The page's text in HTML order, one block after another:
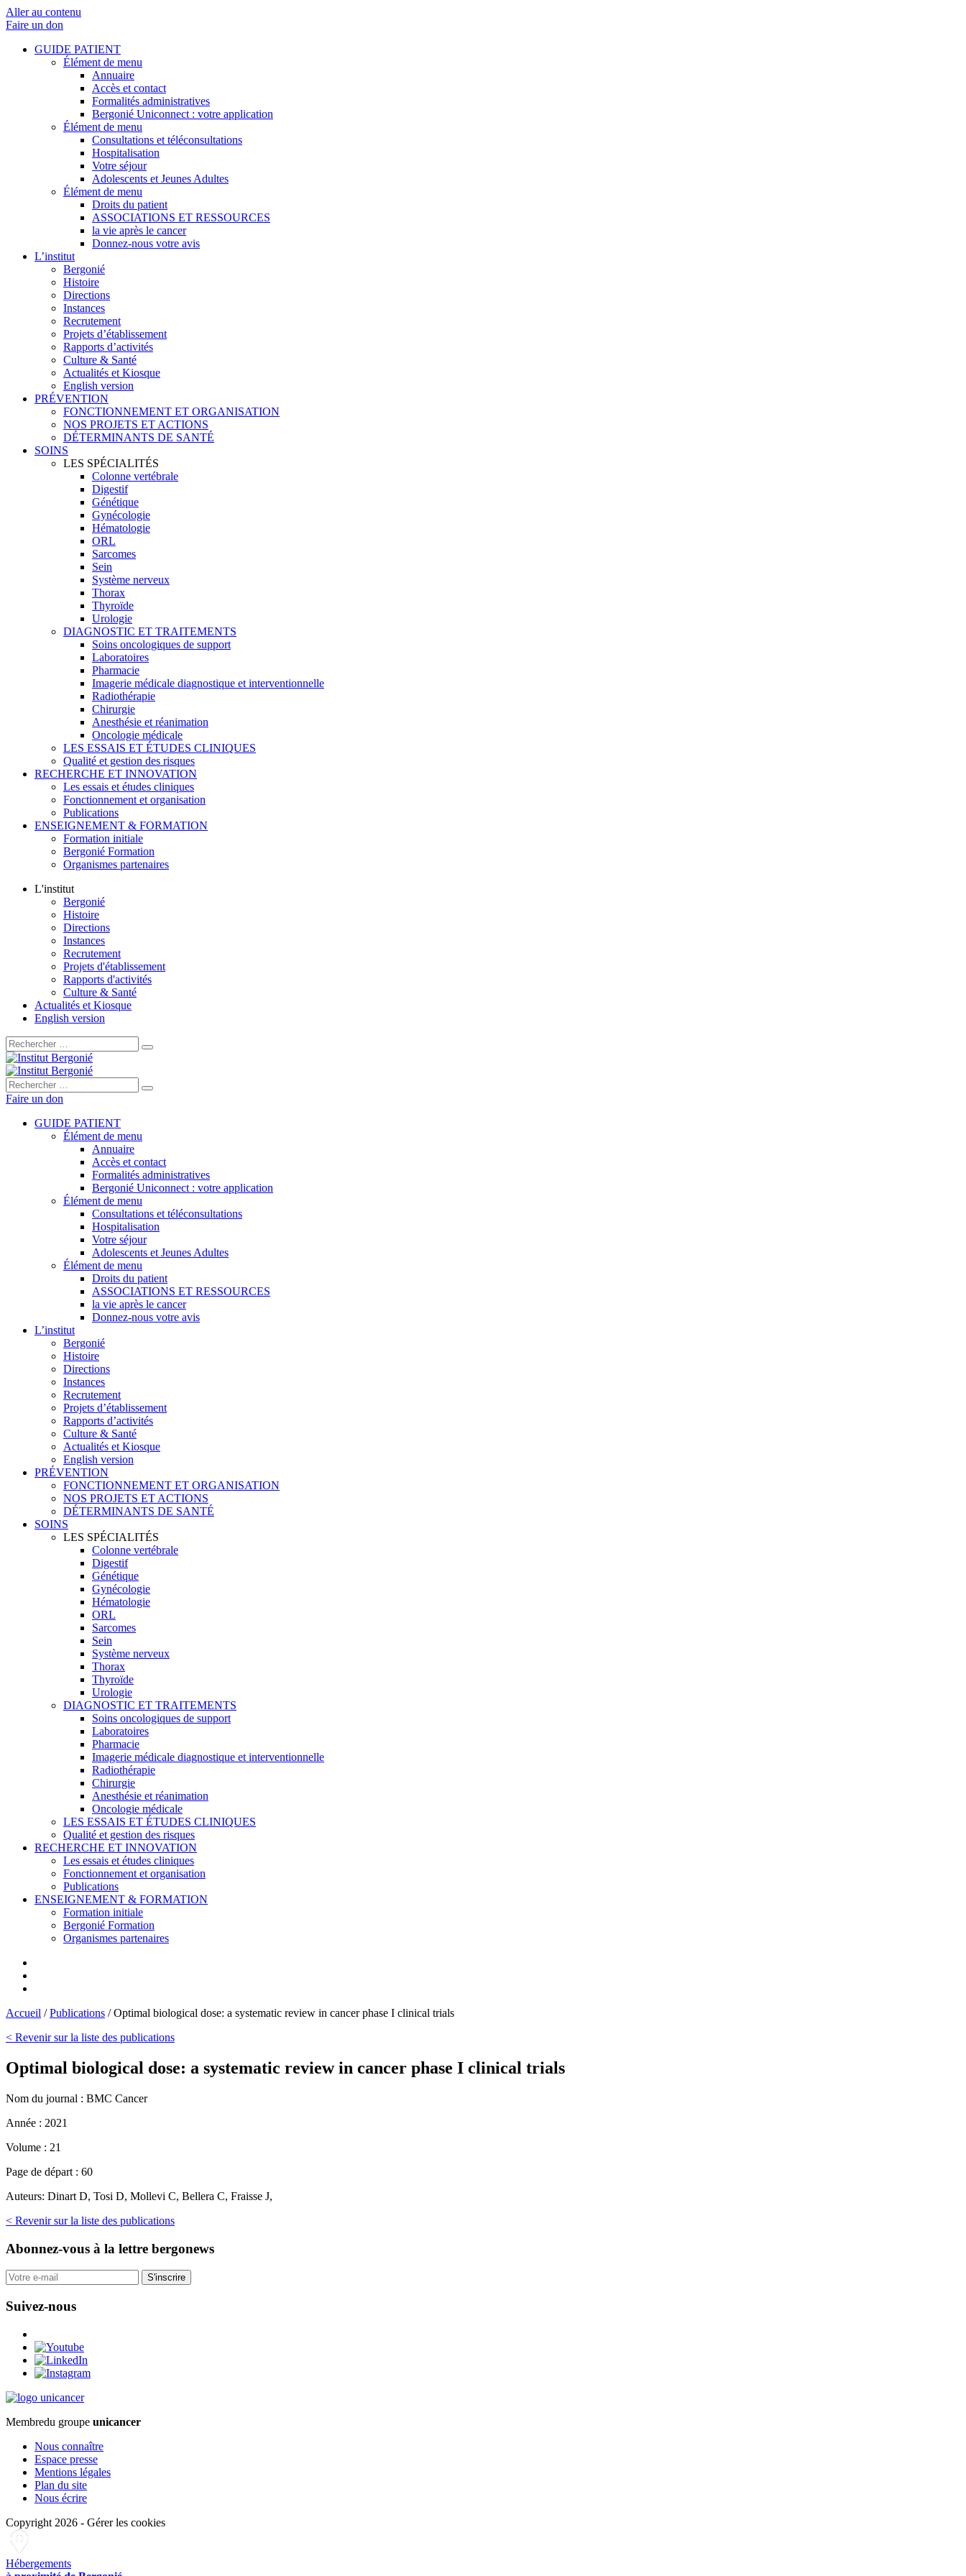
Aller au contenu
Faire un don
GUIDE PATIENT
Élément de menu
Annuaire
Accès et contact
Formalités administratives
Bergonié Uniconnect : votre application
Élément de menu
Consultations et téléconsultations
Hospitalisation
Votre séjour
Adolescents et Jeunes Adultes
Élément de menu
Droits du patient
ASSOCIATIONS ET RESSOURCES
la vie après le cancer
Donnez-nous votre avis
L’institut
Bergonié
Histoire
Directions
Instances
Recrutement
Projets d’établissement
Rapports d’activités
Culture & Santé
Actualités et Kiosque
English version
PRÉVENTION
FONCTIONNEMENT ET ORGANISATION
NOS PROJETS ET ACTIONS
DÉTERMINANTS DE SANTÉ
SOINS
LES SPÉCIALITÉS
Colonne vertébrale
Digestif
Génétique
Gynécologie
Hématologie
ORL
Sarcomes
Sein
Système nerveux
Thorax
Thyroïde
Urologie
DIAGNOSTIC ET TRAITEMENTS
Soins oncologiques de support
Laboratoires
Pharmacie
Imagerie médicale diagnostique et interventionnelle
Radiothérapie
Chirurgie
Anesthésie et réanimation
Oncologie médicale
LES ESSAIS ET ÉTUDES CLINIQUES
Qualité et gestion des risques
RECHERCHE ET INNOVATION
Les essais et études cliniques
Fonctionnement et organisation
Publications
ENSEIGNEMENT & FORMATION
Formation initiale
Bergonié Formation
Organismes partenaires
L'institut
Bergonié
Histoire
Directions
Instances
Recrutement
Projets d'établissement
Rapports d'activités
Culture & Santé
Actualités et Kiosque
English version
Rechercher :
Rechercher :
Faire un don
GUIDE PATIENT
Élément de menu
Annuaire
Accès et contact
Formalités administratives
Bergonié Uniconnect : votre application
Élément de menu
Consultations et téléconsultations
Hospitalisation
Votre séjour
Adolescents et Jeunes Adultes
Élément de menu
Droits du patient
ASSOCIATIONS ET RESSOURCES
la vie après le cancer
Donnez-nous votre avis
L’institut
Bergonié
Histoire
Directions
Instances
Recrutement
Projets d’établissement
Rapports d’activités
Culture & Santé
Actualités et Kiosque
English version
PRÉVENTION
FONCTIONNEMENT ET ORGANISATION
NOS PROJETS ET ACTIONS
DÉTERMINANTS DE SANTÉ
SOINS
LES SPÉCIALITÉS
Colonne vertébrale
Digestif
Génétique
Gynécologie
Hématologie
ORL
Sarcomes
Sein
Système nerveux
Thorax
Thyroïde
Urologie
DIAGNOSTIC ET TRAITEMENTS
Soins oncologiques de support
Laboratoires
Pharmacie
Imagerie médicale diagnostique et interventionnelle
Radiothérapie
Chirurgie
Anesthésie et réanimation
Oncologie médicale
LES ESSAIS ET ÉTUDES CLINIQUES
Qualité et gestion des risques
RECHERCHE ET INNOVATION
Les essais et études cliniques
Fonctionnement et organisation
Publications
ENSEIGNEMENT & FORMATION
Formation initiale
Bergonié Formation
Organismes partenaires
Accueil /Publications /Optimal biological dose: a systematic review in cancer phase I clinical trials
< Revenir sur la liste des publications
Optimal biological dose: a systematic review in cancer phase I clinical trials
Nom du journal : BMC Cancer
Année : 2021
Volume : 21
Page de départ : 60
Auteurs: Dinart D, Tosi D, Mollevi C, Bellera C, Fraisse J,
< Revenir sur la liste des publications
Abonnez-vous à la lettre bergonews
S'inscrire
Suivez-nous
Membredu groupe unicancer
Nous connaître
Espace presse
Mentions légales
Plan du site
Nous écrire
Copyright 2026 - Gérer les cookies
Hébergements